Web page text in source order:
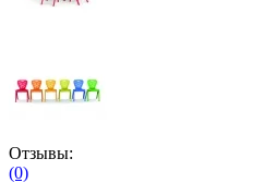
Отзывы:
(0)